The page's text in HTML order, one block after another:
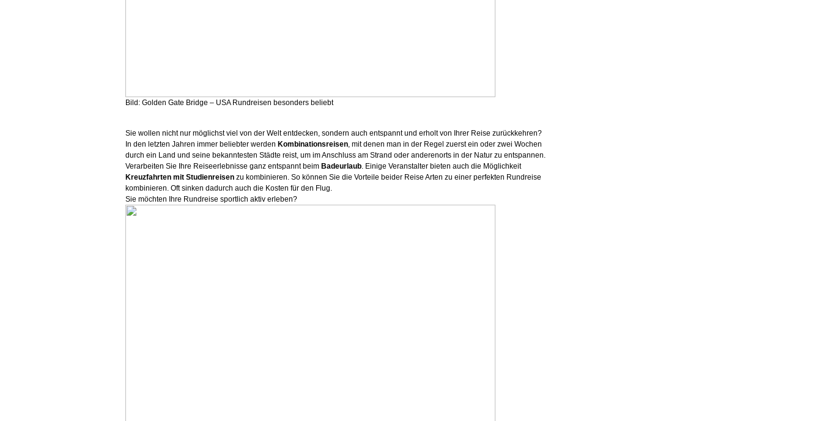
Bild: Golden Gate Bridge – USA Rundreisen besonders beliebt
Sie wollen nicht nur möglichst viel von der Welt entdecken, sondern auch entspannt und erholt von Ihrer Reise zurückkehren?
In den letzten Jahren immer beliebter werden Kombinationsreisen, mit denen man in der Regel zuerst ein oder zwei Wochen
durch ein Land und seine bekanntesten Städte reist, um im Anschluss am Strand oder anderenorts in der Natur zu entspannen.
Verarbeiten Sie Ihre Reiseerlebnisse ganz entspannt beim Badeurlaub. Einige Veranstalter bieten auch die Möglichkeit
Kreuzfahrten mit Studienreisen zu kombinieren. So können Sie die Vorteile beider Reise Arten zu einer perfekten Rundreise
kombinieren. Oft sinken dadurch auch die Kosten für den Flug.
Sie möchten Ihre Rundreise sportlich aktiv erleben?